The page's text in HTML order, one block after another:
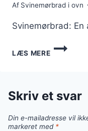
Af Svinemørbrad i ovn
Svinemørbrad:
LÆS MERE
SVINEM
MØR
LÆKKER
Skriv et svar
Din e-mailadresse vil
markeret med *